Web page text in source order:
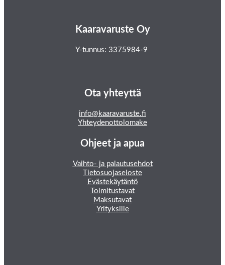
Kaaravaruste Oy
Y-tunnus: 3375984-9
Ota yhteyttä
info@kaaravaruste.fi
Yhteydenottolomake
Ohjeet ja apua
Vaihto- ja palautusehdot
Tietosuojaseloste
Evästekäytäntö
Toimitustavat
Maksutavat
Yrityksille